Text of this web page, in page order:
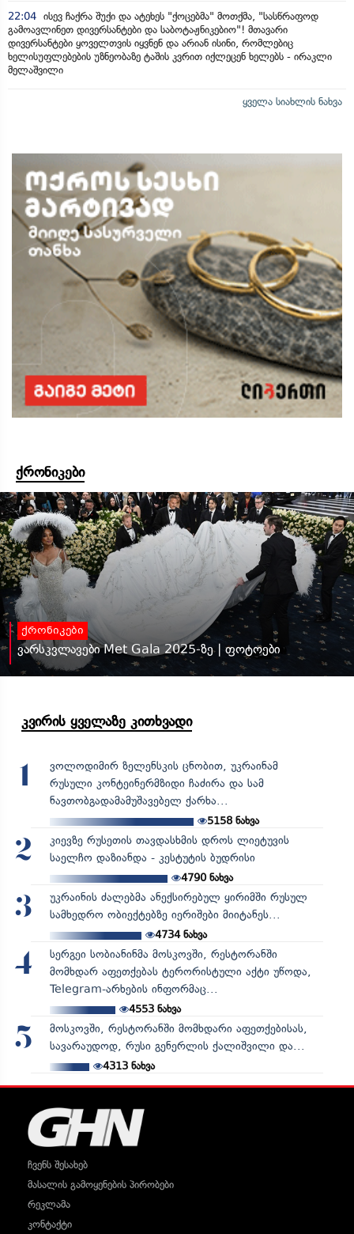
22:04 ისევ ჩაქრა შუქი და ატეხეს "ქოცებმა" მოთქმა, "სასწრაფოდ
გამოავლინეთ დივერსანტები და საბოტაჟნიკებიო"! მთავარი
დივერსანტები ყოველთვის იყვნენ და არიან ისინი, რომლებიც
ხელისუფლებების უზნეობაზე ტაშის კვრით იქლეცენ ხელებს - ირაკლი
მელაშვილი
ყველა სიახლის ნახვა
ქრონიკები
ქრონიკები
ვარსკვლავები Met Gala 2025-ზე | ფოტოები
კვირის ყველაზე კითხვადი
1
ვოლოდიმირ ზელენსკის ცნობით, უკრაინამ
რუსული კონტეინერმზიდი ჩაძირა და სამ
ნავთობგადამამუშავებელ ქარხა...
5158 ნახვა
2
კიევზე რუსეთის თავდასხმის დროს ლიეტუვის
საელჩო დაზიანდა - კესტუტის ბუდრისი
4790ნახვა
3
უკრაინის ძალებმა ანექსირებულ ყირიმში რუსულ
სამხედრო ობიექტებზე იერიშები მიიტანეს...
4734ნახვა
4
სერგეი სობიანინმა მოსკოვში, რესტორანში
მომხდარ აფეთქებას ტერორისტული აქტი უწოდა,
Telegram-არხების ინფორმაც...
4553ნახვა
5
მოსკოვში, რესტორანში მომხდარი აფეთქებისას,
სავარაუდოდ, რუსი გენერლის ქალიშვილი და...
4313ნახვა
ჩვენს შესახებ
მასალის გამოყენების პირობები
რეკლამა
კონტაქტი